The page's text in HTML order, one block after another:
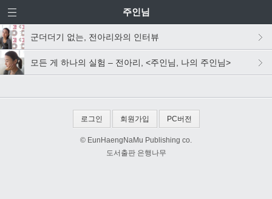
주인님
군더더기 없는, 전아리와의 인터뷰
모든 게 하나의 실험 – 전아리, <주인님, 나의 주인님>
로그인 회원가입 PC버전
© EunHaengNaMu Publishing co.
도서출판 은행나무